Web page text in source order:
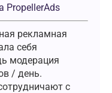
PropellerAds
рекламная
себя
модерация
/ день.
с